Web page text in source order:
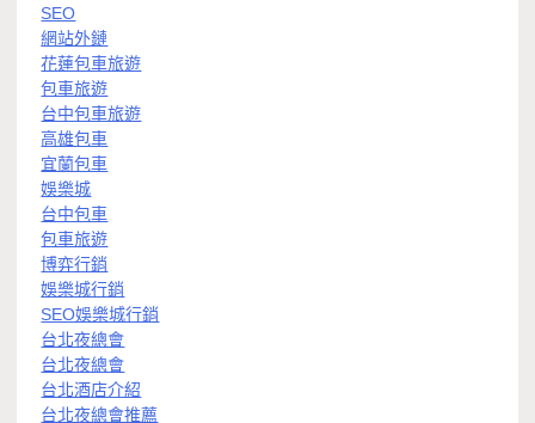
SEO
網站外鏈
花蓮包車旅遊
包車旅遊
台中包車旅遊
高雄包車
宜蘭包車
娛樂城
台中包車
包車旅遊
博弈行銷
娛樂城行銷
SEO娛樂城行銷
台北夜總會
台北夜總會
台北酒店介紹
台北夜總會推薦